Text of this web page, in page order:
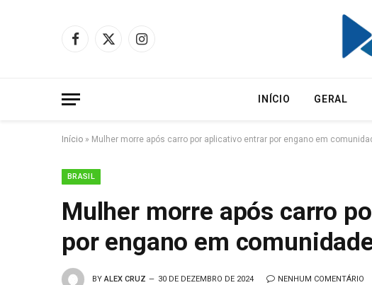
Facebook
X
Instagram
INÍCIO GERAL
Início » Mulher morre após carro por aplicativo entrar por engano em
BRASIL
Mulher morre após carro
por engano em
BY ALEX CRUZ 30 DE DEZEMBRO DE 2024 NENHUM COMENTÁRIO